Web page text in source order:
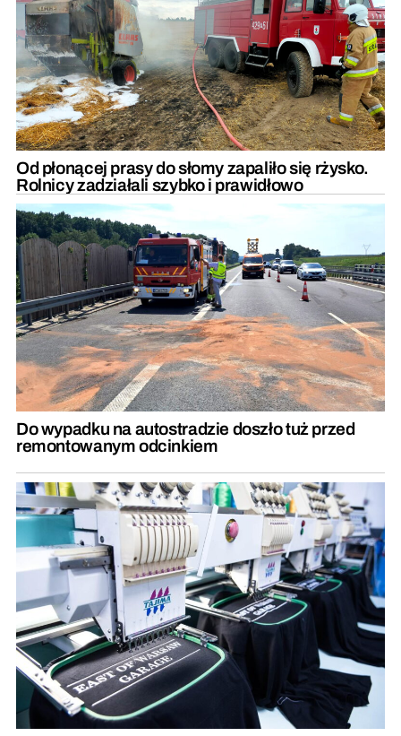
Od płonącej prasy do słomy zapaliło się rżysko.
Rolnicy zadziałali szybko i prawidłowo
Do wypadku na autostradzie doszło tuż przed
remontowanym odcinkiem